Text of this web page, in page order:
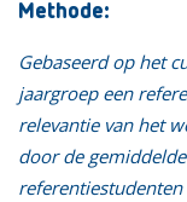
Methode:
Gebaseerd op het
jaargroep een
relevantie van het
door de